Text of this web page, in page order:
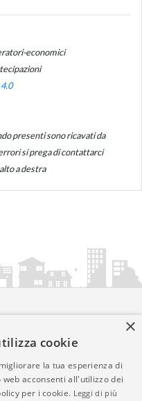
economici
presenti sono ricavati da
si prega di contattarci
a destra
iniziativa diartemedia.it
Privacy| Informativa
×
cookie
la tua esperienza di
acconsenti all'utilizzo dei
per i cookie. Leggi di più